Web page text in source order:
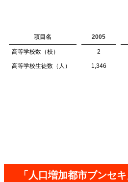
項目名 2005
高等学校数（校） 2
高等学校生徒数（人） 1,346
「人口増加都市ブンセ